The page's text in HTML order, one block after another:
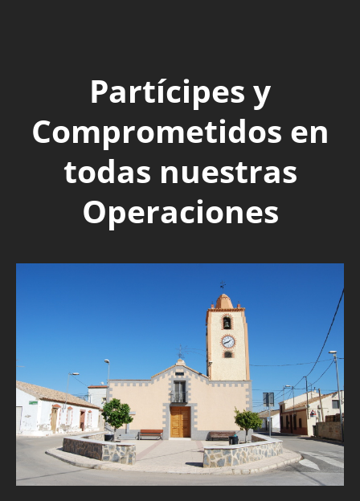
Partícipes y
Comprometidos en
todas nuestras
Operaciones